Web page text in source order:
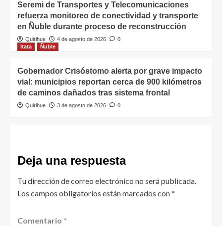
Seremi de Transportes y Telecomunicaciones
refuerza monitoreo de conectividad y transporte
en Ñuble durante proceso de reconstrucción
Quirihue 4 de agosto de 2026
0
Itata
Ñuble
Gobernador Crisóstomo alerta por grave impacto
vial: municipios reportan cerca de 900 kilómetros
de caminos dañados tras sistema frontal
Quirihue 3 de agosto de 2026 0
Deja una respuesta
Tu dirección de correo electrónico no será publicada.
Los campos obligatorios están marcados con*
Comentario *